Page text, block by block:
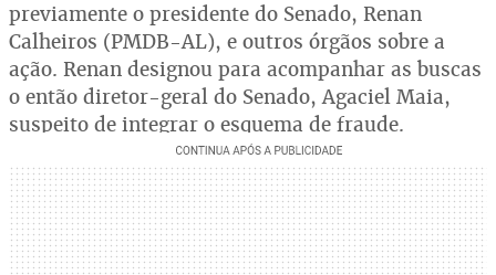
previamente o presidente do Senado, Renan
Calheiros (PMDB-AL), e outros órgãos sobre a
ação. Renan designou para acompanhar as buscas
o então diretor-geral do Senado, Agaciel Maia,
suspeito de integrar o esquema de fraude.